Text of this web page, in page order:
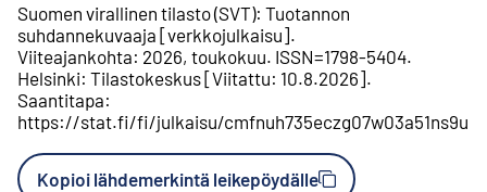
Suomen virallinen tilasto (SVT): Tuotannon
suhdannekuvaaja [verkkojulkaisu].
Viiteajankohta: 2026, toukokuu. ISSN=1798-5404.
Helsinki: Tilastokeskus[Viitattu: 10.8.2026].
Saantitapa:
https://stat.fi/fi/julkaisu/cmfnuh735eczg07w03a51ns9u
Kopioi lähdemerkintä leikepöydälle